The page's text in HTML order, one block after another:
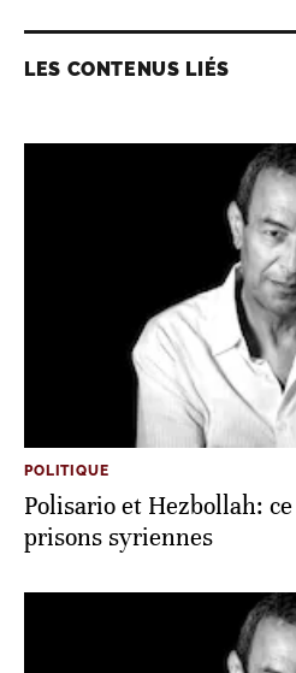
LES CONTENUS LIÉS
POLITIQUE
Polisario et Hezbollah:
prisons syriennes